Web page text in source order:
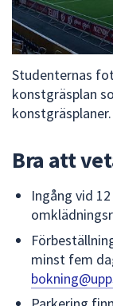
Studenternas
konstgräsplan
konstgräsplaner.
Bra att
Ingång vid
minst fem